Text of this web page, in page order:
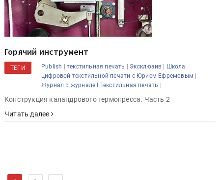
Горячий инструмент
ТЕГИ Publish |текстильная печать | Эксклюзив | Школа
цифровой текстильной печати с Юрием Ефремовым |
Журнал в журнале I Текстильная печать |
Конструкция каландрового термопресса. Часть 2
Читать далее